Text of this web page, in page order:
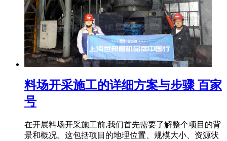
料场开采施工的详细方案与步骤 百家
号
在开展料场开采施工前,我们首先需要了解整个项目的背
景和概况。这包括项目的地理位置、规模大小、资源状